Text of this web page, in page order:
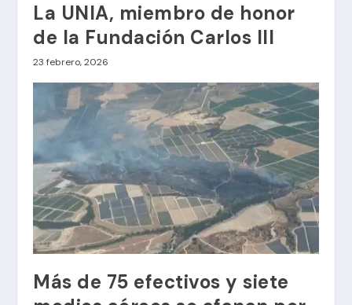
La UNIA, miembro de honor
de la Fundación Carlos III
23 febrero, 2026
Más de 75 efectivos y siete